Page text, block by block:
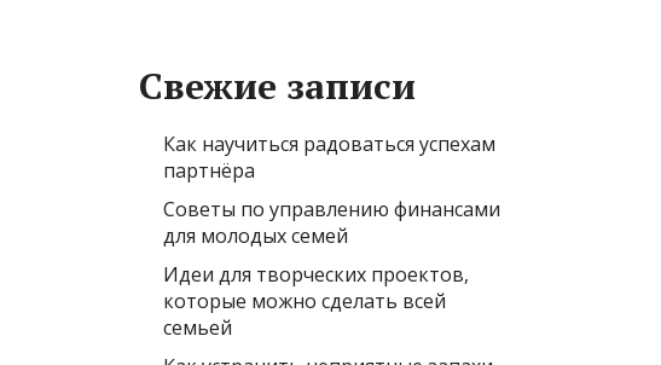
Свежие записи
Как научиться радоваться успехам
партнёра
Советы по управлению финансами
для молодых семей
Идеи для творческих проектов,
которые можно сделать всей
семьей